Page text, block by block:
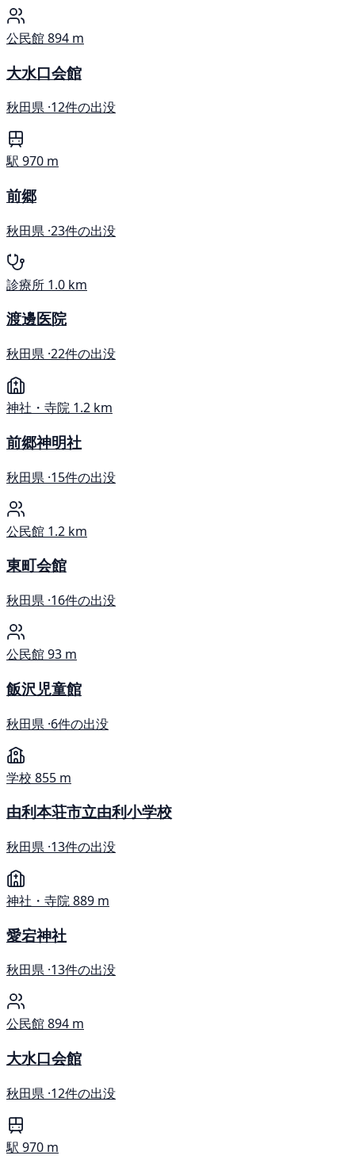
公民館894 m
大水口会館
秋田県 ·12件の出没
駅 970 m
前郷
秋田県 ·23件の出没
診療所 1.0 km
渡邊医院
秋田県 ·22件の出没
神社・寺院 1.2 km
前郷神明社
秋田県 ·15件の出没
公民館 1.2 km
東町会館
秋田県 ·16件の出没
公民館93 m
飯沢児童館
秋田県 ·6件の出没
学校 855 m
由利本荘市立由利小学校
秋田県 ·13件の出没
神社・寺院889 m
愛宕神社
秋田県 ·13件の出没
公民館894 m
大水口会館
秋田県 ·12件の出没
駅 970 m